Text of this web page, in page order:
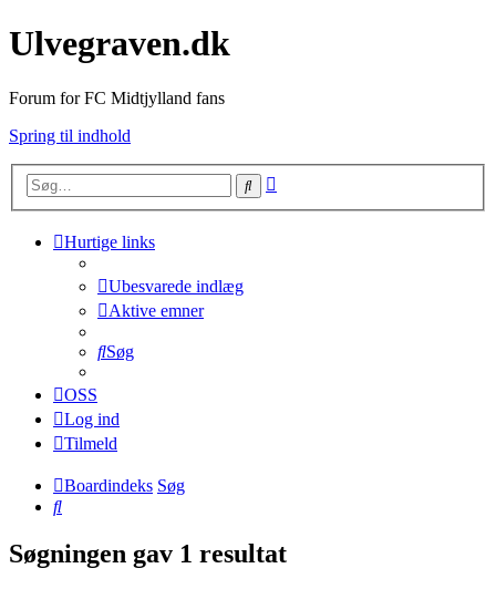
Ulvegraven.dk
Forum for FC Midtjylland fans
Spring til indhold
Søg
Hurtige links
Ubesvarede indlæg
Aktive emner
Søg
OSS
Log ind
Tilmeld
Boardindeks Søg
Søg
Søgningen gav 1 resultat